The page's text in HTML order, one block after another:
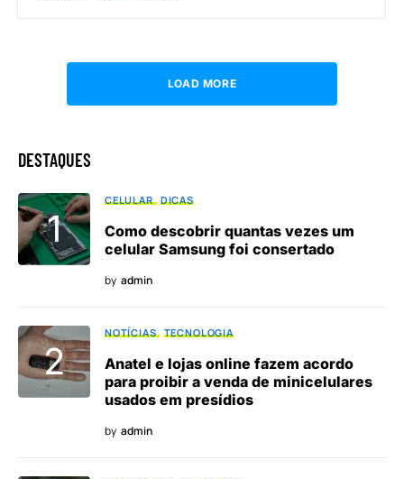
LOAD MORE
DESTAQUES
CELULAR DICAS
Como descobrir quantas vezes um
celular Samsung foi consertado
by admin
NOTÍCIAS TECNOLOGIA
Anatel e lojas online fazem acordo
para proibir a venda de minicelulares
usados em presídios
by admin